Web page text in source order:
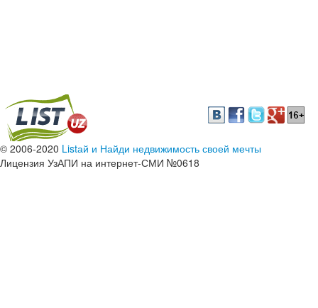
© 2006-2020 Listай и Найди недвижимость своей мечты
Лицензия УзАПИ на интернет-СМИ №0618